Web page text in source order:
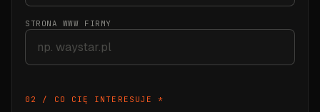
STRONA WWW FIRMY
02 / CO CIĘ INTERESUJE*